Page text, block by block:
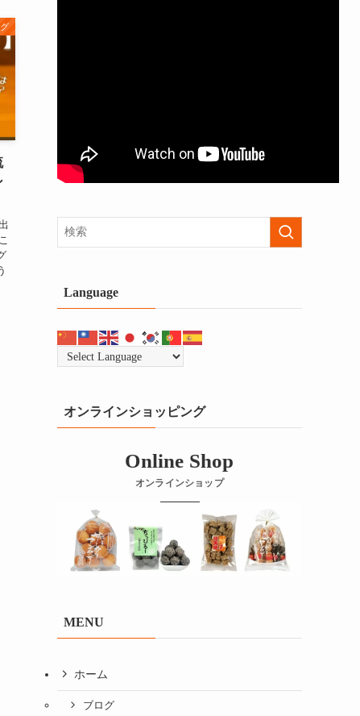
Language
オンラインショッピング
Online Shop
オンラインショップ
MENU
ホーム
ブログ